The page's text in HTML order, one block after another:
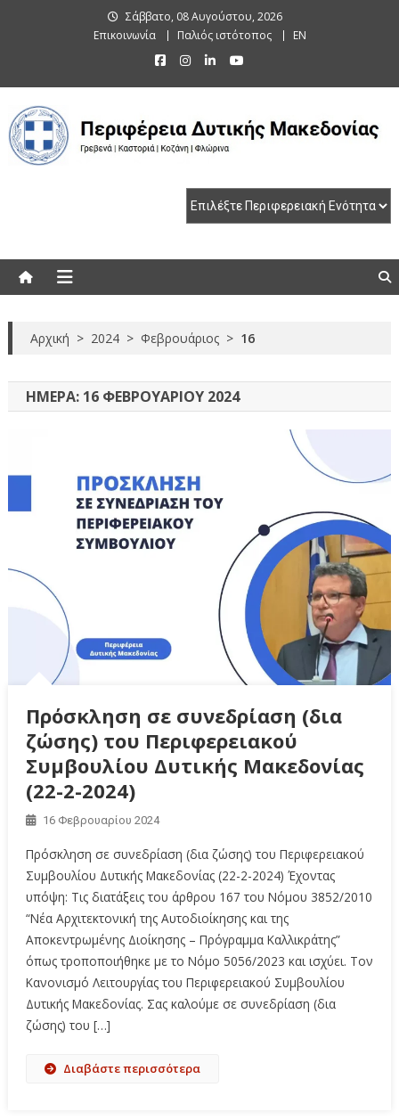
Σάββατο, 08 Αυγούστου, 2026
Επικοινωνία
Παλιός ιστότοπος EN
Αρχική > 2024 > Φεβρουάριος > 16
ΗΜΈΡΑ: 16 ΦΕΒΡΟΥΑΡΊΟΥ 2024
Πρόσκληση σε συνεδρίαση (δια
ζώσης) του Περιφερειακού
Συμβουλίου Δυτικής Μακεδονίας
(22-2-2024)
16 Φεβρουαρίου 2024
Πρόσκληση σε συνεδρίαση (δια ζώσης) του Περιφερειακού
Συμβουλίου Δυτικής Μακεδονίας (22-2-2024) Έχοντας
υπόψη: Τις διατάξεις του άρθρου 167 του Νόμου 3852/2010
“Νέα Αρχιτεκτονική της Αυτοδιοίκησης και της
Αποκεντρωμένης Διοίκησης – Πρόγραμμα Καλλικράτης”
όπως τροποποιήθηκε με το Νόμο 5056/2023 και ισχύει. Τον
Κανονισμό Λειτουργίας του Περιφερειακού Συμβουλίου
Δυτικής Μακεδονίας. Σας καλούμε σε συνεδρίαση (δια
ζώσης) του […]
Διαβάστε περισσότερα